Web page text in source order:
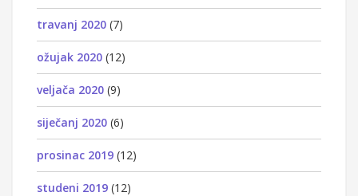
travanj 2020 (7)
ožujak 2020 (12)
veljača 2020 (9)
siječanj 2020 (6)
prosinac 2019 (12)
studeni 2019 (12)